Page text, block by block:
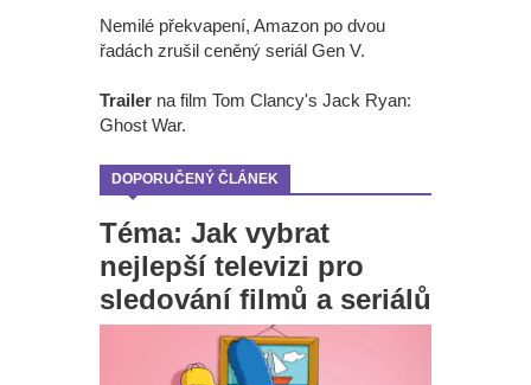
Nemilé překvapení, Amazon po dvou
řadách zrušil ceněný seriál Gen V.
Trailer na film Tom Clancy's Jack Ryan:
Ghost War.
DOPORUČENÝ ČLÁNEK
Téma: Jak vybrat
nejlepší televizi pro
sledování filmů a seriálů